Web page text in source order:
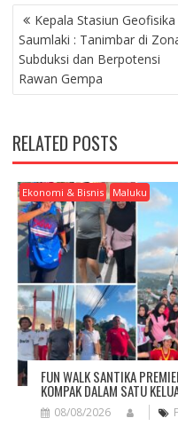
P
O
S
T
N
V
I
G
A
T
O
Kepala Stasiun Geofisika
Saumlaki : Tanimbar di
Subduksi dan Berpotensi
Rawan Gempa
RELATED POSTS
Ekonomi & Bisnis Maluku
FUN WALK SANTIKA
KOMPAK DALAM SATU
08/08/2026